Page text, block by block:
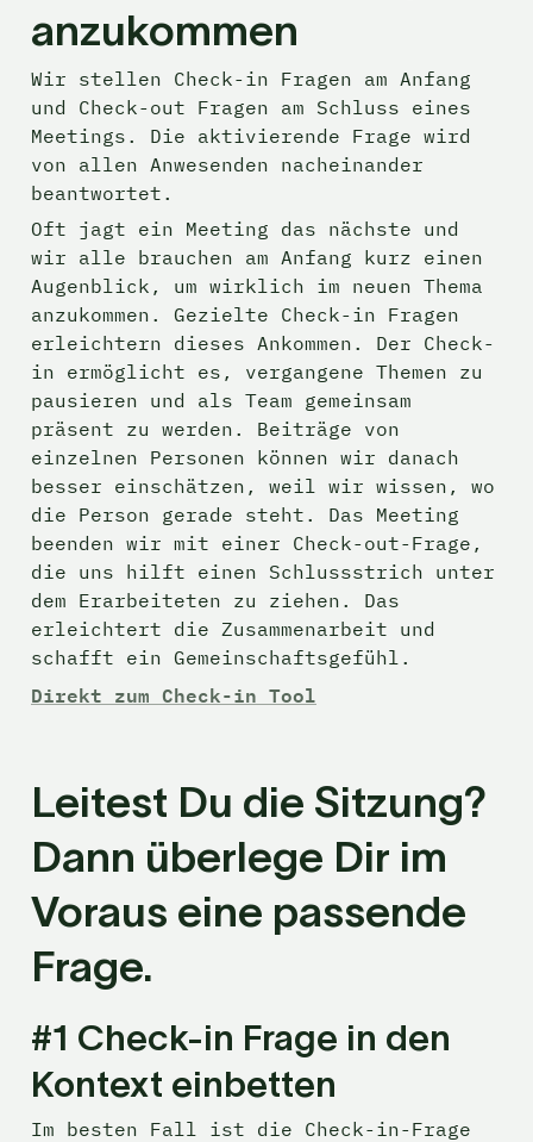
anzukommen
Wir stellen Check-in Fragen am Anfang
und Check-out Fragen am Schluss eines
Meetings. Die aktivierende Frage wird
von allen Anwesenden nacheinander
beantwortet.
Oft jagt ein Meeting das nächste und
wir alle brauchen am Anfang kurz einen
Augenblick, um wirklich im neuen Thema
anzukommen. Gezielte Check-in Fragen
erleichtern dieses Ankommen. Der Check-
in ermöglicht es, vergangene Themen zu
pausieren und als Team gemeinsam
präsent zu werden. Beiträge von
einzelnen Personen können wir danach
besser einschätzen, weil wir wissen, wo
die Person gerade steht. Das Meeting
beenden wir mit einer Check-out-Frage,
die uns hilft einen Schlussstrich unter
dem Erarbeiteten zu ziehen. Das
erleichtert die Zusammenarbeit und
schafft ein Gemeinschaftsgefühl.
Direkt zum Check-in Tool
Leitest Du die Sitzung?
Dann überlege Dir im
Voraus eine passende
Frage.
#1 Check-in Frage in den
Kontext einbetten
Im besten Fall ist die Check-in-Frage